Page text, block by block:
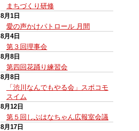
まちづくり研修
8月1日
愛の声かけパトロール 月間
8月4日
第３回理事会
8月8日
第四回花踊り練習会
8月8日
「渋川なんでもやる会」スポコモ
スイム
8月12日
第５回しぶはなちゃん広報室会議
8月17日